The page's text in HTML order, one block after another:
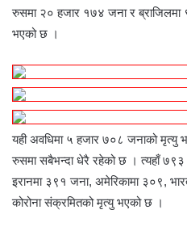
रुसमा २० हजार १७४ जना र ब्राजिलमा
भएको छ ।
यही अवधिमा ५ हजार ७०८ जनाको
रुसमा सबैभन्दा धेरै रहेको छ । त्यहाँ
इरानमा ३९१ जना, अमेरिकामा ३०९,
कोरोना संक्रमितको मृत्यु भएको छ ।